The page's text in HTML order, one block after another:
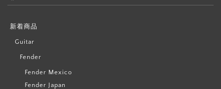
新着商品
Guitar
Fender
Fender Mexico
Fender Japan